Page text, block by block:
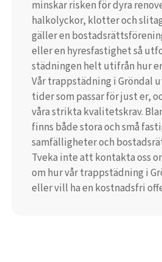
minskar risken för dyra
halkolyckor, klotter och
gäller en
eller en hyresfastighet så
städningen helt utifrån hur
Vår trappstädning i Gröndal
tider som passar för just er,
våra strikta kvalitetskrav.
finns både stora och små
samfälligheter och
Tveka inte att kontakta oss
om hur vår trappstädning i
eller vill ha en kostnadsfri